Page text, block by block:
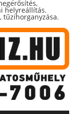
helyreállítás.
tűzihorganyzása.